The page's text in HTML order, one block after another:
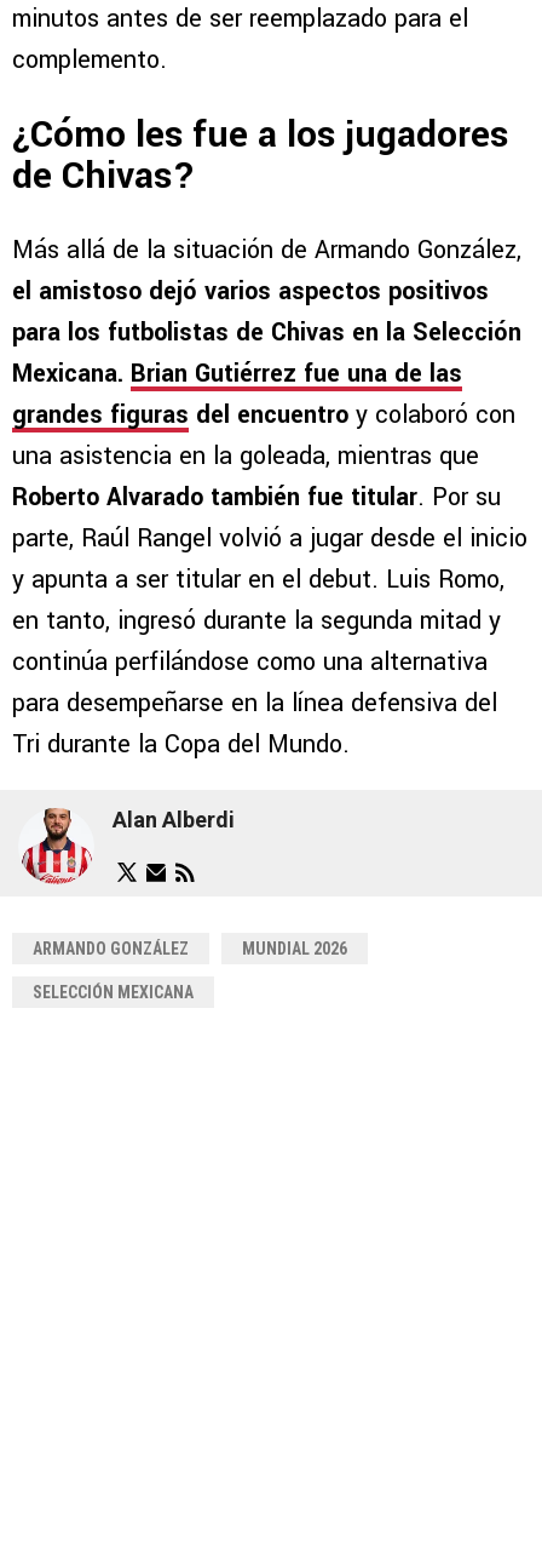
minutos antes de ser reemplazado para el
complemento.
¿Cómo les fue a los jugadores
de Chivas?
Más allá de la situación de Armando González,
el amistoso dejó varios aspectos positivos
para los futbolistas de Chivas en la Selección
Mexicana. Brian Gutiérrez fue una de las
grandes figuras del encuentro y colaboró con
una asistencia en la goleada, mientras que
Roberto Alvarado también fue titular. Por su
parte, Raúl Rangel volvió a jugar desde el inicio
y apunta a ser titular en el debut. Luis Romo,
en tanto, ingresó durante la segunda mitad y
continúa perfilándose como una alternativa
para desempeñarse en la línea defensiva del
Tri durante la Copa del Mundo.
Alan Alberdi
ARMANDO GONZÁLEZ MUNDIAL 2026
SELECCIÓN MEXICANA